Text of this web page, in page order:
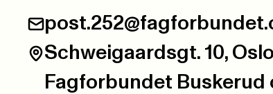
E-post:
Besøksadresse:
Schweigaardsgt. 10,
Fagforbundet Buskerud